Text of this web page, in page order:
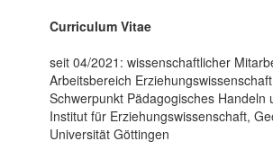
Curriculum Vitae
seit 04/2021: wissenschaftlicher
Arbeitsbereich
Schwerpunkt Pädagogisches Handeln
Institut für Erziehungswissenschaft,
Universität Göttingen